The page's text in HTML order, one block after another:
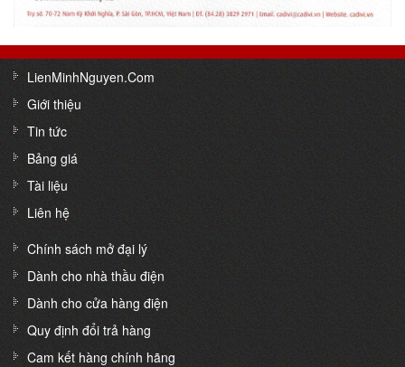
LienMinhNguyen.Com
Giới thiệu
Tin tức
Bảng giá
Tài liệu
Liên hệ
Chính sách mở đại lý
Dành cho nhà thầu điện
Dành cho cửa hàng điện
Quy định đổi trả hàng
Cam kết hàng chính hãng